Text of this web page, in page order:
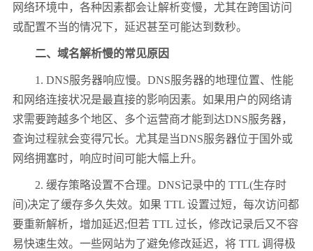
网络环境中，各种因素都会让解析变慢，尤其在跨国访问
或配置不当的情况下，延迟甚至可能达到数秒。
二、域名解析慢的常见原因
1. DNS服务器响应慢。DNS服务器的地理位置、性能
和网络连接状况是最直接的影响因素。如果用户的网络请
求需要跨越多个地区、多个运营商才能到达DNS服务器，
查询过程就会变得冗长。尤其是当DNS服务器位于国外或
网络拥塞时，响应时间可能大幅上升。
2. 缓存策略设置不合理。DNS记录中的 TTL(生存时
间)决定了缓存多久失效。如果 TTL 设置过短，每次访问都
要重新解析，增加延迟;但若 TTL 过长，修改记录后又不容
易快速生效。一些网站为了避免修改延迟，将 TTL 调得极